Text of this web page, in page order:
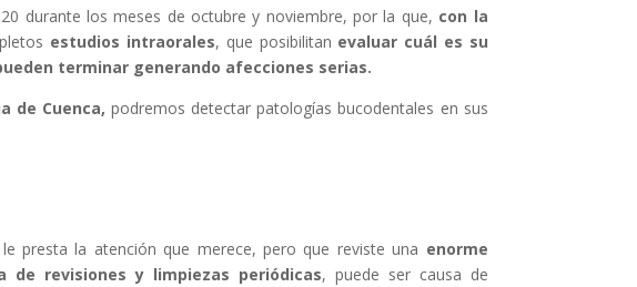
durante los meses de octubre y noviembre, por la que, con la
estudios intraorales, que posibilitan evaluar cuál es su
terminar generando afecciones serias.
de Cuenca, podremos detectar patologías bucodentales en sus
presta la atención que merece, pero que reviste una enorme
de revisiones y limpiezas periódicas, puede ser causa de